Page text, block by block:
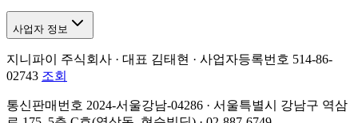
사업자 정보
지니파이 주식회사 · 대표 김태현 · 사업자등록번호 514-86-
02743 조회
통신판매번호 2024-서울강남-04286 · 서울특별시 강남구 역삼